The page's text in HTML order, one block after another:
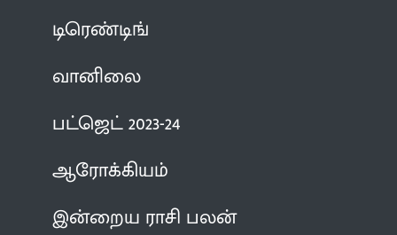
டிரெண்டிங்
வானிலை
பட்ஜெட் 2023-24
ஆரோக்கியம்
இன்றைய ராசி பலன்